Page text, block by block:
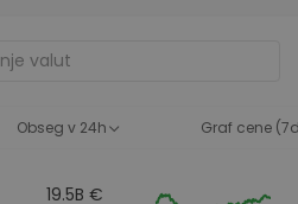
Obseg v 24h Graf cene
19.5B €